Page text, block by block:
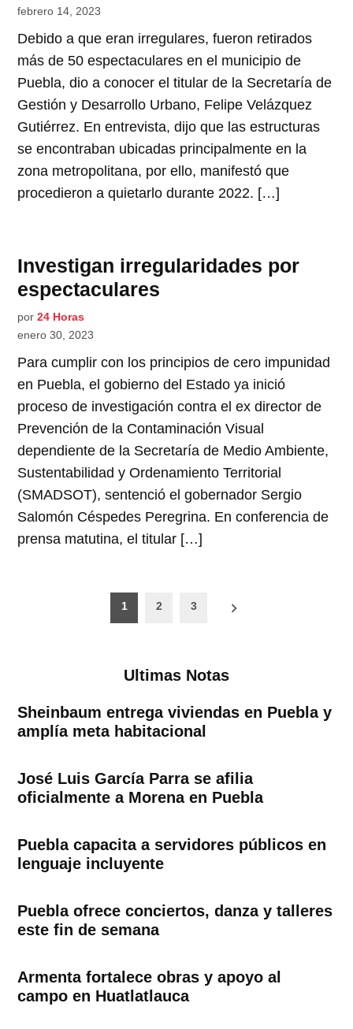
febrero 14, 2023
Debido a que eran irregulares, fueron retirados
más de 50 espectaculares en el municipio de
Puebla, dio a conocer el titular de la Secretaría de
Gestión y Desarrollo Urbano, Felipe Velázquez
Gutiérrez. En entrevista, dijo que las estructuras
se encontraban ubicadas principalmente en la
zona metropolitana, por ello, manifestó que
procedieron a quietarlo durante 2022. […]
Investigan irregularidades por
espectaculares
por 24 Horas
enero 30, 2023
Para cumplir con los principios de cero impunidad
en Puebla, el gobierno del Estado ya inició
proceso de investigación contra el ex director de
Prevención de la Contaminación Visual
dependiente de la Secretaría de Medio Ambiente,
Sustentabilidad y Ordenamiento Territorial
(SMADSOT), sentenció el gobernador Sergio
Salomón Céspedes Peregrina. En conferencia de
prensa matutina, el titular […]
1 2 3
Ultimas Notas
Sheinbaum entrega viviendas en Puebla y
amplía meta habitacional
José Luis García Parra se afilia
oficialmente a Morena en Puebla
Puebla capacita a servidores públicos en
lenguaje incluyente
Puebla ofrece conciertos, danza y talleres
este fin de semana
Armenta fortalece obras y apoyo al
campo en Huatlatlauca